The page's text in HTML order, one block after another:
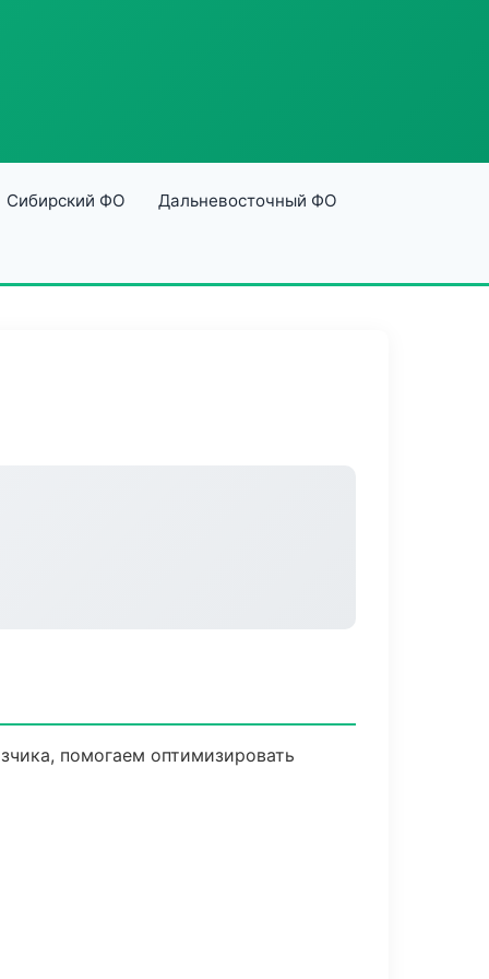
Сибирский ФО Дальневосточный ФО
помогаем оптимизировать